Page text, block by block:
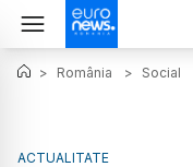
> România > Social
ACTUALITATE